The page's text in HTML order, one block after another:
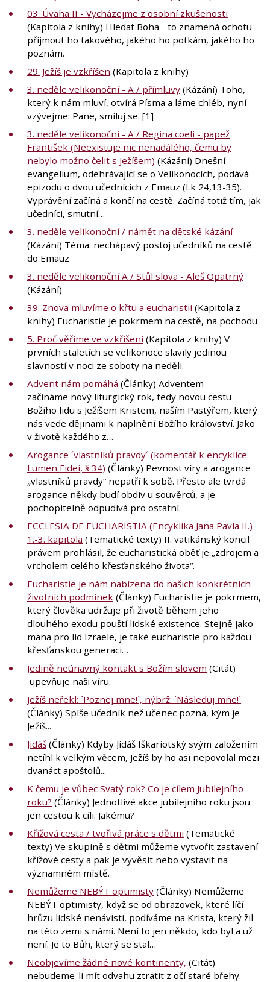
03. Úvaha II - Vycházejme z osobní zkušenosti
(Kapitola z knihy) Hledat Boha - to znamená ochotu
přijmout ho takového, jakého ho potkám, jakého ho
poznám.
29. Ježíš je vzkříšen (Kapitola z knihy)
3. neděle velikonoční - A / přímluvy (Kázání) Toho,
který k nám mluví, otvírá Písma a láme chléb, nyní
vzývejme: Pane, smiluj se. [1]
3. neděle velikonoční - A / Regina coeli - papež
František (Neexistuje nic nenadálého, čemu by
nebylo možno čelit s Ježíšem) (Kázání) Dnešní
evangelium, odehrávající se o Velikonocích, podává
epizodu o dvou učednících z Emauz (Lk 24,13-35).
Vyprávění začíná a končí na cestě. Začíná totiž tím, jak
učedníci, smutní…
3. neděle velikonoční / námět na dětské kázání
(Kázání) Téma: nechápavý postoj učedníků na cestě
do Emauz
3. neděle velikonoční A / Stůl slova - Aleš Opatrný
(Kázání)
39. Znova mluvíme o křtu a eucharistii (Kapitola z
knihy) Eucharistie je pokrmem na cestě, na pochodu
5. Proč věříme ve vzkříšení(Kapitola z knihy) V
prvních staletích se velikonoce slavily jedinou
slavností v noci ze soboty na neděli.
Advent nám pomáhá (Články) Adventem
začínáme nový liturgický rok, tedy novou cestu
Božího lidu s Ježíšem Kristem, naším Pastýřem, který
nás vede dějinami k naplnění Božího království. Jako
v životě každého z…
Arogance ´vlastníků pravdy´ (komentář k encyklice
Lumen Fidei, § 34) (Články) Pevnost víry a arogance
„vlastníků pravdy“ nepatří k sobě. Přesto ale tvrdá
arogance někdy budí obdiv u souvěrců, a je
pochopitelně odpudivá pro ostatní.
ECCLESIA DE EUCHARISTIA (Encyklika Jana Pavla II.)
1.-3. kapitola (Tematické texty) II. vatikánský koncil
právem prohlásil, že eucharistická oběť je „zdrojem a
vrcholem celého křesťanského života“.
Eucharistie je nám nabízena do našich konkrétních
životních podmínek (Články) Eucharistie je pokrmem,
který člověka udržuje při životě během jeho
dlouhého exodu pouští lidské existence. Stejně jako
mana pro lid Izraele, je také eucharistie pro každou
křesťanskou generaci…
Jedině neúnavný kontakt s Božím slovem (Citát)
upevňuje naši víru.
Ježíš neřekl: ´Poznej mne!´, nýbrž: ´Následuj mne!´
(Články) Spíše učedník než učenec pozná, kým je
Ježíš...
Jidáš (Články) Kdyby Jidáš Iškariotský svým založením
netíhl k velkým věcem, Ježíš by ho asi nepovolal mezi
dvanáct apoštolů...
K čemu je vůbec Svatý rok? Co je cílem Jubilejního
roku? (Články) Jednotlivé akce jubilejního roku jsou
jen cestou k cíli. Jakému?
Křížová cesta / tvořivá práce s dětmi (Tematické
texty) Ve skupině s dětmi můžeme vytvořit zastavení
křížové cesty a pak je vyvěsit nebo vystavit na
významném místě.
Nemůžeme NEBÝT optimisty (Články) Nemůžeme
NEBÝT optimisty, když se od obrazovek, které líčí
hrůzu lidské nenávisti, podíváme na Krista, který žil
na této zemi s námi. Není to jen někdo, kdo byl a už
není. Je to Bůh, který se stal…
Neobjevíme žádné nové kontinenty, (Citát)
nebudeme-li mít odvahu ztratit z očí staré břehy.